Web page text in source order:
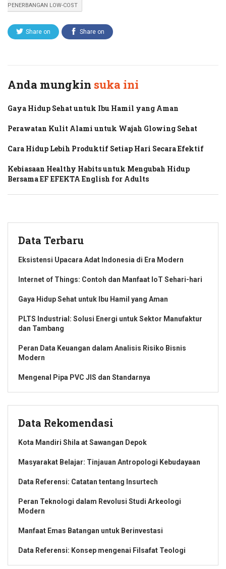
PENERBANGAN LOW-COST
Share on Share on
Anda mungkin suka ini
Gaya Hidup Sehat untuk Ibu Hamil yang Aman
Perawatan Kulit Alami untuk Wajah Glowing Sehat
Cara Hidup Lebih Produktif Setiap Hari Secara Efektif
Kebiasaan Healthy Habits untuk Mengubah Hidup
Bersama EF EFEKTA English for Adults
Data Terbaru
Eksistensi Upacara Adat Indonesia di Era Modern
Internet of Things: Contoh dan Manfaat IoT Sehari-hari
Gaya Hidup Sehat untuk Ibu Hamil yang Aman
PLTS Industrial: Solusi Energi untuk Sektor Manufaktur
dan Tambang
Peran Data Keuangan dalam Analisis Risiko Bisnis
Modern
Mengenal Pipa PVC JIS dan Standarnya
Data Rekomendasi
Kota Mandiri Shila at Sawangan Depok
Masyarakat Belajar: Tinjauan Antropologi Kebudayaan
Data Referensi: Catatan tentang Insurtech
Peran Teknologi dalam Revolusi Studi Arkeologi
Modern
Manfaat Emas Batangan untuk Berinvestasi
Data Referensi: Konsep mengenai Filsafat Teologi